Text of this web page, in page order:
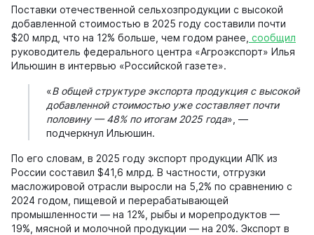
Поставки отечественной сельхозпродукции с высокой
добавленной стоимостью в 2025 году составили почти
$20 млрд, что на 12% больше, чем годом ранее, сообщил
руководитель федерального центра «Агроэкспорт» Илья
Ильюшин в интервью «Российской газете».
«В общей структуре экспорта продукция с высокой
добавленной стоимостью уже составляет почти
половину — 48% по итогам 2025 года», —
подчеркнул Ильюшин.
По его словам, в 2025 году экспорт продукции АПК из
России составил $41,6 млрд. В частности, отгрузки
масложировой отрасли выросли на 5,2% по сравнению с
2024 годом, пищевой и перерабатывающей
промышленности — на 12%, рыбы и морепродуктов —
19%, мясной и молочной продукции — на 20%. Экспорт в